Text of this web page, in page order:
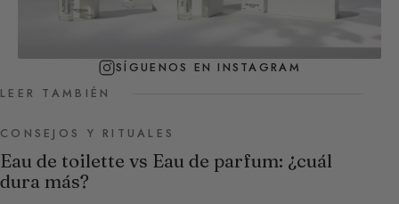
SÍGUENOS EN INSTAGRAM
LEER TAMBIÉN
CONSEJOS Y RITUALES
Eau de toilette vs Eau de parfum: ¿cuál
dura más?